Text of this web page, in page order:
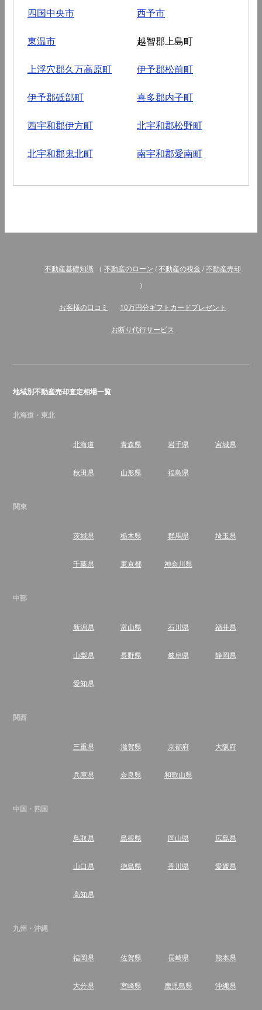
四国中央市 西予市
東温市 越智郡上島町
上浮穴郡久万高原町 伊予郡松前町
伊予郡砥部町 喜多郡内子町
西宇和郡伊方町 北宇和郡松野町
北宇和郡鬼北町 南宇和郡愛南町
不動産基礎知識 （ 不動産のローン /不動産の税金 /不動産売却
）
お客様の口コミ 10万円分ギフトカードプレゼント
お断り代行サービス
地域別不動産売却査定相場一覧
北海道・東北
北海道 青森県 岩手県 宮城県
秋田県 山形県 福島県
関東
茨城県 栃木県 群馬県 埼玉県
千葉県 東京都 神奈川県
中部
新潟県 富山県 石川県 福井県
山梨県 長野県 岐阜県 静岡県
愛知県
関西
三重県 滋賀県 京都府 大阪府
兵庫県 奈良県 和歌山県
中国・四国
鳥取県 島根県 岡山県 広島県
山口県 徳島県 香川県 愛媛県
高知県
九州・沖縄
福岡県 佐賀県 長崎県 熊本県
大分県 宮崎県 鹿児島県 沖縄県